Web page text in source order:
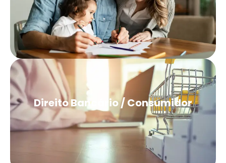
Direito Bancário / Consumidor